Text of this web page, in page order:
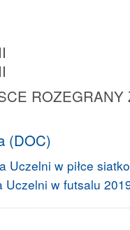
ROZEGRANY
(DOC)
Uczelni w piłce
Uczelni w futsalu